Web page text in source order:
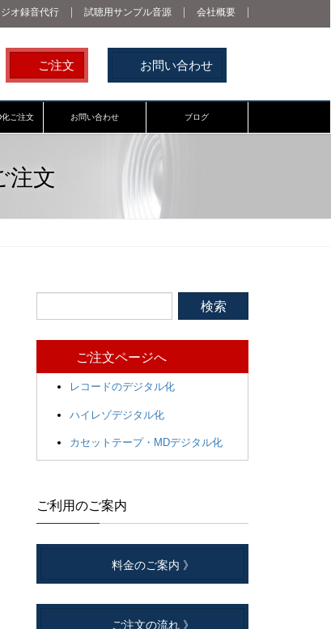
オ録音代行 試聴用サンプル音源 会社概要
ご注文 お問い合わせ
化ご注文 お問い合わせ ブログ
注文
ご注文ページへ
レコードのデジタル化
ハイレゾデジタル化
カセットテープ・MDデジタル化
ご利用のご案内
料金のご案内 》
ご注文の流れ 》